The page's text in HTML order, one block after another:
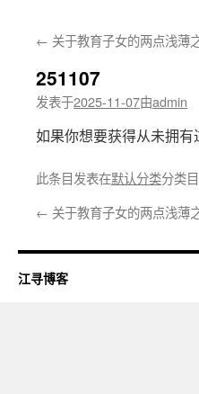
文← 关于教育子女的两点浅薄
251107
发表于2025-11-07由admin
如果你想要获得从未拥
此条目发表在默认分类分类
← 关于教育子女的两点浅薄
江寻博客